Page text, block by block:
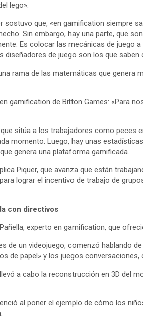
lego».
sostuvo que, «en gamification siempre
Sin embargo, hay una parte, que
Es colocar las mecánicas de juego
diseñadores de juego son los que
rama de las matemáticas que genera
gamification de Bitton Games: «Para
sitúa a los trabajadores como peces
momento. Luego, hay unas
genera una plataforma gamificada.
Piquer, que avanza que están
lograr el incentivo de trabajo de
con directivos
experto en gamification, que
de un videojuego, comenzó hablando
de papel» y los juegos
a cabo la reconstrucción en 3D del
al poner el ejemplo de cómo los